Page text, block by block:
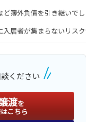
ど簿外負債を引き継いでしま
入居者が集まらないリスクが
ください
渡を
こちら